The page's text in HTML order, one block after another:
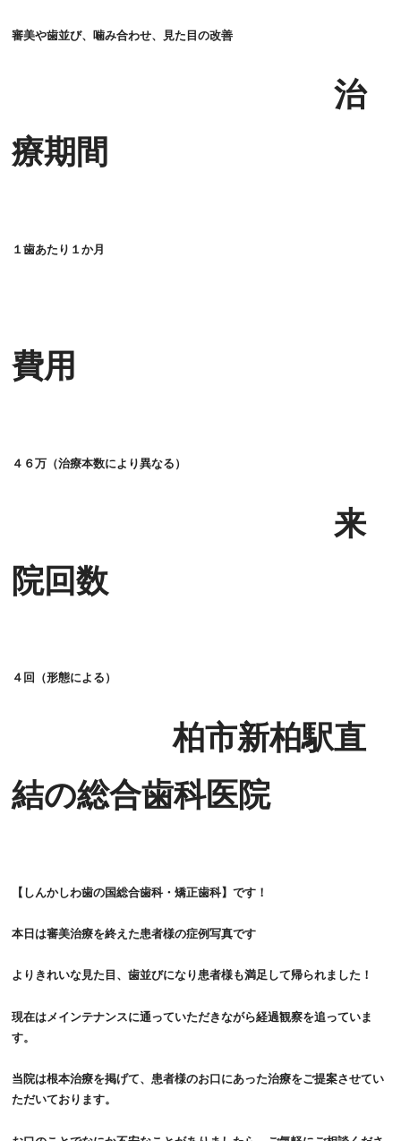
審美や歯並び、噛み合わせ、見た目の改善
治
療期間
１歯あたり１か月
費用
４６万（治療本数により異なる）
来
院回数
４回（形態による）
柏市新柏駅直
結の総合歯科医院
【しんかしわ歯の国総合歯科・矯正歯科】です！
本日は審美治療を終えた患者様の症例写真です
より きれいな見た目、歯並びになり患者様も満足して帰られました！
現在はメインテナンスに通っていただきながら経過観察を追っていま
す。
当院は根本治療を掲げて、患者様のお口にあった治療をご提案させてい
ただいております。